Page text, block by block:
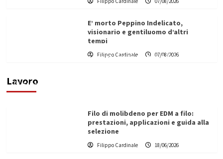
E’ morto Peppino Indelicato,
visionario e gentiluomo d’altri
tempi
Filippo Cardinale 07/08/2026
Lavoro
L’ingegnere saccense Buscarnera partner chiave
di un progetto transnazionale per la transizione
Filippo Cardinale
Filo di molibdeno per EDM a filo:
prestazioni, applicazioni e guida alla
selezione
Filippo Cardinale 18/06/2026